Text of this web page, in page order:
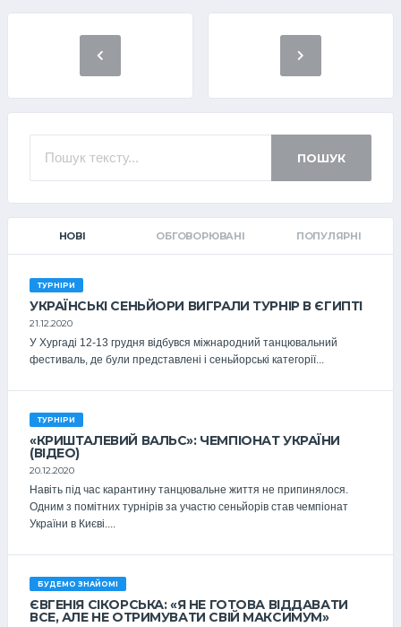
ПОШУК
НОВІ ОБГОВОРЮВАНІ ПОПУЛЯРНІ
ТУРНІРИ
УКРАЇНСЬКІ СЕНЬЙОРИ ВИГРАЛИ ТУРНІР В ЄГИПТІ
21.12.2020
У Хургаді 12-13 грудня відбувся міжнародний танцювальний
фестиваль, де були представлені і сеньйорські категорії...
ТУРНІРИ
«КРИШТАЛЕВИЙ ВАЛЬС»: ЧЕМПІОНАТ УКРАЇНИ
(ВІДЕО)
20.12.2020
Навіть під час карантину танцювальне життя не припинялося.
Одним з помітних турнірів за участю сеньйорів став чемпіонат
України в Києві....
БУДЕМО ЗНАЙОМІ
ЄВГЕНІЯ СІКОРСЬКА: «Я НЕ ГОТОВА ВІДДАВАТИ
ВСЕ, АЛЕ НЕ ОТРИМУВАТИ СВІЙ МАКСИМУМ»